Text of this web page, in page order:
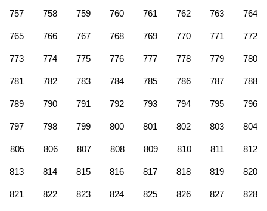
757 758 759 760 761 762 763 764
765 766 767 768 769 770 771 772
773 774 775 776 777 778 779 780
781 782 783 784 785 786 787 788
789 790 791 792 793 794 795 796
797 798 799 800 801 802 803 804
805 806 807 808 809 810 811 812
813 814 815 816 817 818 819 820
821 822 823 824 825 826 827 828